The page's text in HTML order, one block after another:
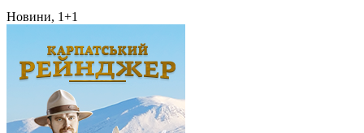
Новини, 1+1